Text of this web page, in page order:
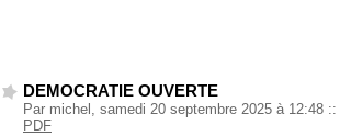
DEMOCRATIE OUVERTE
Par michel, samedi 20 septembre 2025 à 12:48 ::
PDF